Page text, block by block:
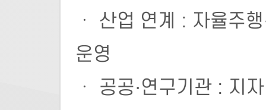
ㆍ 산업 연계 : 자율주
운영
ㆍ 공공·연구기관 : 지